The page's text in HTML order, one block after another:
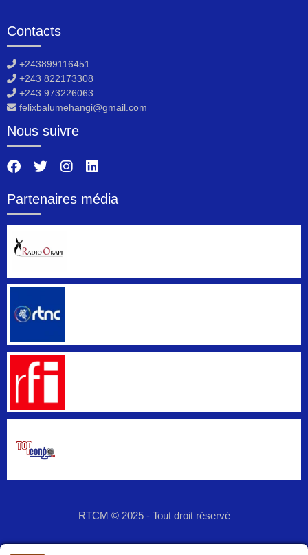
Contacts
+243899116451
+243 822173308
+243 973226063
felixbalumehangi@gmail.com
Nous suivre
Partenaires média
RTCM © 2025 - Tout droit réservé